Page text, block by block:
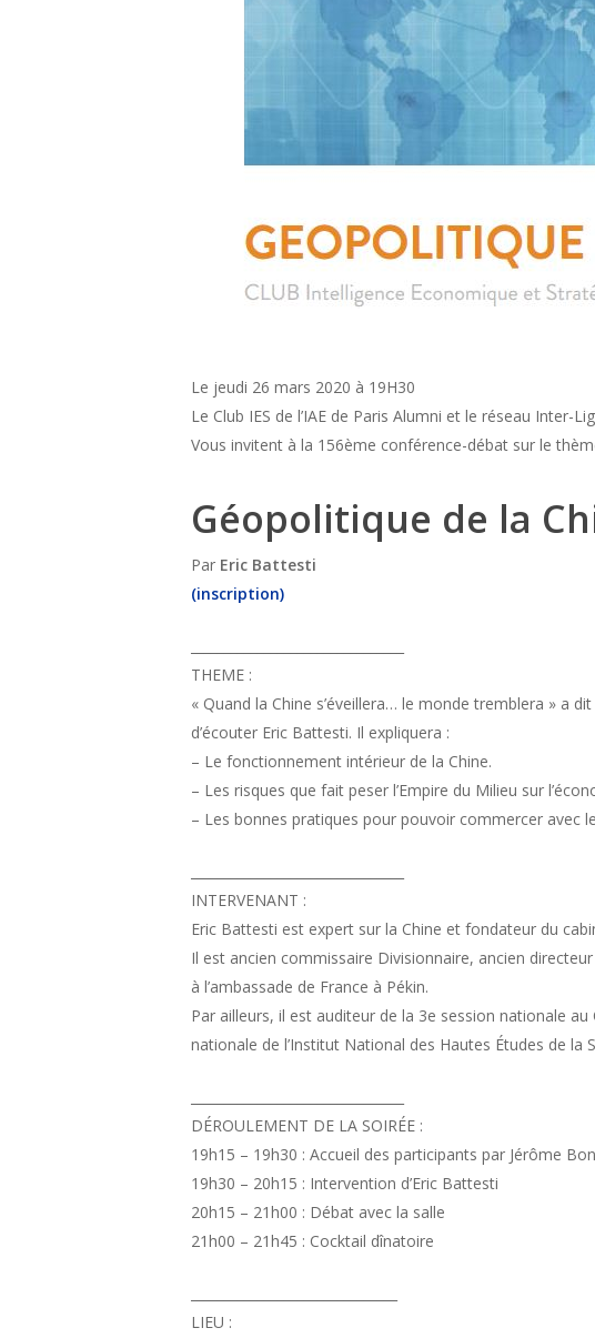
Le jeudi 26 mars 2020 à 19H30
Le Club IES de l’IAE de Paris Alumni et le réseau Inter-
Vous invitent à la 156ème conférence-débat sur le
Géopolitique de la
Par Eric Battesti
(inscription)
THEME :
« Quand la Chine s’éveillera… le monde tremblera » a
d’écouter Eric Battesti. Il expliquera :
– Le fonctionnement intérieur de la Chine.
– Les risques que fait peser l’Empire du Milieu sur
– Les bonnes pratiques pour pouvoir commercer avec
INTERVENANT :
Eric Battesti est expert sur la Chine et fondateur du
Il est ancien commissaire Divisionnaire, ancien
à l’ambassade de France à Pékin.
Par ailleurs, il est auditeur de la 3e session nationale
nationale de l’Institut National des Hautes Études de la
DÉROULEMENT DE LA SOIRÉE :
19h15 – 19h30 : Accueil des participants par Jérôme
19h30 – 20h15 : Intervention d’Eric Battesti
20h15 – 21h00 : Débat avec la salle
21h00 – 21h45 : Cocktail dînatoire
LIEU :